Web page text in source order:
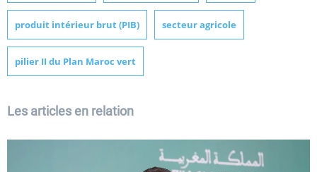
produit intérieur brut (PIB) secteur agricole
pilier II du Plan Maroc vert
Les articles en relation